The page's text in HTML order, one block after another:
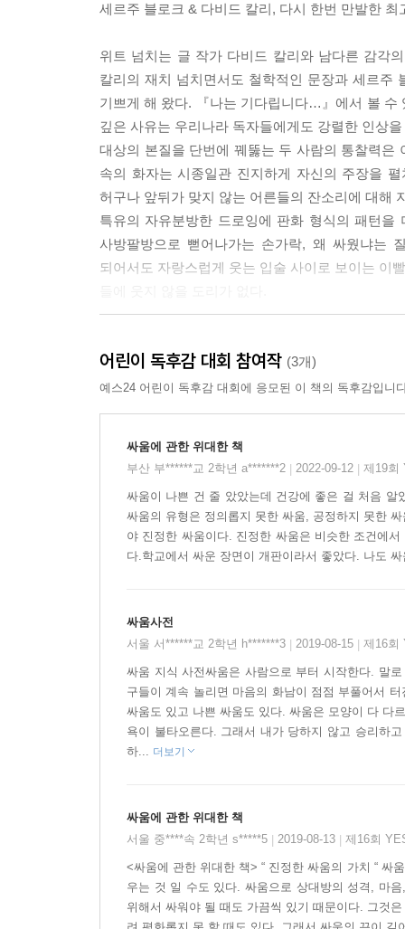
세르주 블로크 & 다비드 칼리, 다시 한번 만발한 최
위트 넘치는 글 작가 다비드 칼리와 남다른 감각
칼리의 재치 넘치면서도 철학적인 문장과 세르주
기쁘게 해 왔다. 『나는 기다립니다…』에서 볼 수
깊은 사유는 우리나라 독자들에게도 강렬한 인상
대상의 본질을 단번에 꿰뚫는 두 사람의 통찰력은
속의 화자는 시종일관 진지하게 자신의 주장을
허구나 앞뒤가 맞지 않는 어른들의 잔소리에 대해
특유의 자유분방한 드로잉에 판화 형식의 패턴을
사방팔방으로 뻗어나가는 손가락, 왜 싸웠냐는
되어서도 자랑스럽게 웃는 입술 사이로 보이는 이
Q. 싸움이 아무짝에도 쓸모없다고?
Q. 싸움은 어떻게 시작되는가?
A. 불씨는 순식간에 타오른다. 마주친 눈길, 또는
Q. 싸움을 하려면 몇 명이 필요할까?
A. 꼭 정해진 숫자가 있는 것은 아니다. 중요한 것
A. 가벼운 찰과상과 혹 몇 개. 이것들은 친구들 사
좋다. 부풀려서 말할 수가 있으니까.
『싸움에 대한 위대한 책』을 통해 얻게 되는 것
사람 대 여러 사람의 ‘비겁한 싸움’ 등은 진정한
위한 다양한 요소가 들어 있다. 진정한 싸움이란
들어갔어.”라든가 “아무도 움직이지 마! 내 피카
어린이 독후감 대회 참여작 (3개)
예스24 어린이 독후감 대회에 응모된 이 책의 독후감입니
싸움에 관한 위대한 책
부산 부******교 2학년 a*******2
2022-09-12 제19회
싸움이 나쁜 건 줄 았았는데 건강에 좋은 걸 처음
싸움의 유형은 정의롭지 못한 싸움, 공정하지 못한
야 진정한 싸움이다. 진정한 싸움은 비슷한 조건에
다.학교에서 싸운 장면이 개판이라서 좋았다. 나도
싸움사전
서울 서******교 2학년 h*******3
2019-08-15 제16회
싸움 지식 사전싸움은 사람으로 부터 시작한다. 말
구들이 계속 놀리면 마음의 화남이 점점 부풀어서
싸움도 있고 나쁜 싸움도 있다. 싸움은 모양이 다 다
욕이 불타오른다. 그래서 내가 당하지 않고 승리하
하... 더보기
싸움에 관한 위대한 책
서울 중****속 2학년 s*****5
2019-08-13 제16회
<싸움에 관한 위대한 책> “ 진정한 싸움의 가치 “ 싸
우는 것 일 수도 있다. 싸움으로 상대방의 성격, 마
위해서 싸워야 될 때도 가끔씩 있기 때문이다. 그것